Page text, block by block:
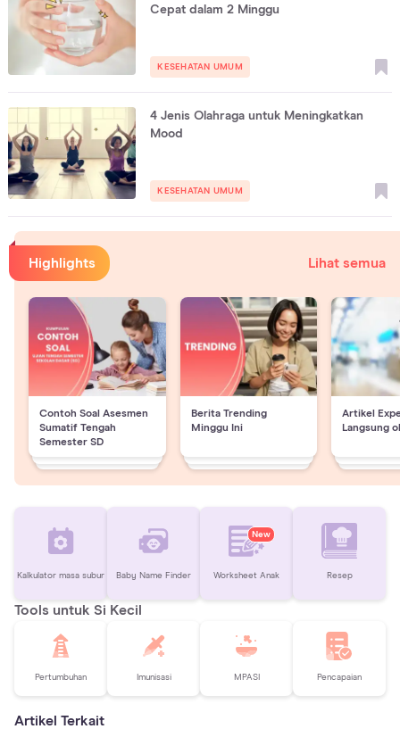
Cepat dalam 2 Minggu
KESEHATAN UMUM
4 Jenis Olahraga untuk Meningkatkan
Mood
KESEHATAN UMUM
Highlights Lihat semua
Contoh Soal Asesmen
Sumatif Tengah
Semester SD
Berita Trending
Minggu Ini
Artikel
Langsung
Kalkulator masa subur Baby Name Finder
New
Worksheet Anak Resep
Tools untuk Si Kecil
Pertumbuhan Imunisasi MPASI Pencapaian
Artikel Terkait